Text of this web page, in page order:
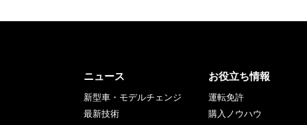
ニュース
新型車・モデルチェンジ
最新技術
お役立ち情報
運転免許
購入ノウハウ